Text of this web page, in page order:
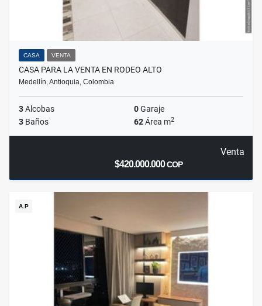
CASA VENTA
CASA PARA LA VENTA EN RODEO ALTO
Medellín, Antioquia, Colombia
3Alcobas 0Garaje
3 Baños 62Área m2
Venta
$420.000.000COP
A.P